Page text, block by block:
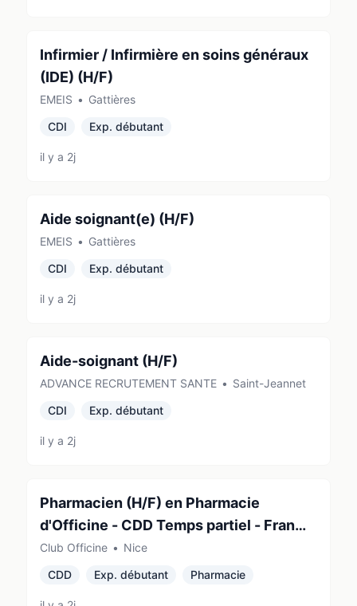
Infirmier / Infirmière en soins généraux
(IDE) (H/F)
EMEIS • Gattières
CDI
Exp. débutant
il y a 2j
Aide soignant(e) (H/F)
EMEIS • Gattières
CDI
Exp. débutant
il y a 2j
Aide-soignant (H/F)
ADVANCE RECRUTEMENT SANTE • Saint-Jeannet
CDI
Exp. débutant
il y a 2j
Pharmacien (H/F) en Pharmacie
d'Officine - CDD Temps partiel - France
(06000)
Club Officine • Nice
CDD
Exp. débutant Pharmacie